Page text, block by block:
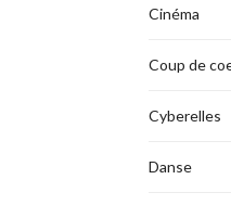
Cinéma
Coup de
Cyberelles
Danse